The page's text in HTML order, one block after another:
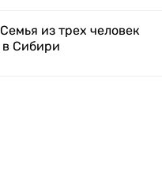
из трех человек
в Сибири